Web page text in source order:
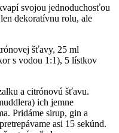
svojou jednoduchosťou
dekoratívnu rolu, ale
šťavy, 25 ml
s vodou 1:1), 5 lístkov
a citrónovú šťavu.
ich jemne
Pridáme sirup, gin a
asi 15 sekúnd.